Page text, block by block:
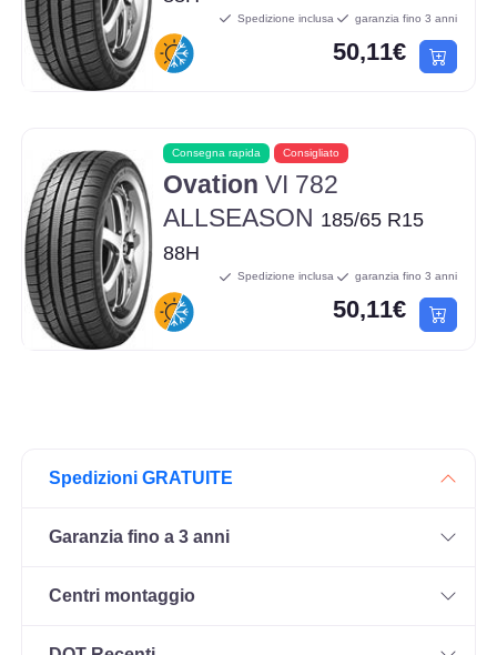
Spedizione inclusa garanzia fino 3 anni
50,11€
Consegna rapida Consigliato
Ovation VI 782
ALLSEASON 185/65 R15
88H
Spedizione inclusa garanzia fino 3 anni
50,11€
Spedizioni GRATUITE
Garanzia fino a 3 anni
Centri montaggio